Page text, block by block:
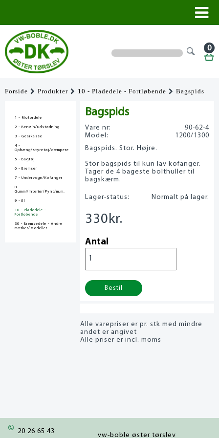
0
Forside Produkter 10 - Pladedele - Fortløbende Bagspids
1 - Motordele
2 - Benzin/udstødning
3 - Gearkasse
4 -
Ophæng/styretøj/dæmpere
5 - Bagtøj
6 - Bremser
7 - Undervogn/Kofanger
8 -
Gummi/Interiør/Pynt/m.m.
9 - El
10 - Pladedele -
Fortløbende
30 - Bremsedele - Andre
mærker/Modeller
Bagspids
Vare nr:
90-62-4
Model:
1200/1300
Bagspids. Stor. Højre.
Stor bagspids til kun lav kofanger.
Tager de 4 bageste bolthuller til
bagskærm.
Lager-status: Normalt på lager.
330 kr.
Antal
Bestil
Alle varepriser er pr. stk med mindre
andet er angivet
Alle priser er incl. moms
20 26 65 43
vw-boble øster tørslev